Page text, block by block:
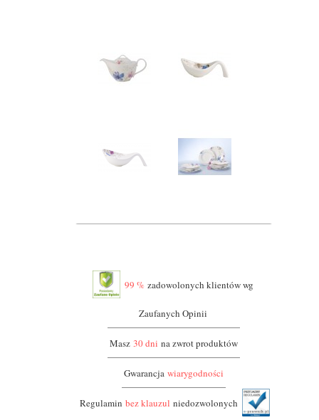
99 % zadowolonych klientów wg
Zaufanych Opinii
Masz30 dni na zwrot produktów
Gwarancjawiarygodności
Regulaminbez klauzul niedozwolonych